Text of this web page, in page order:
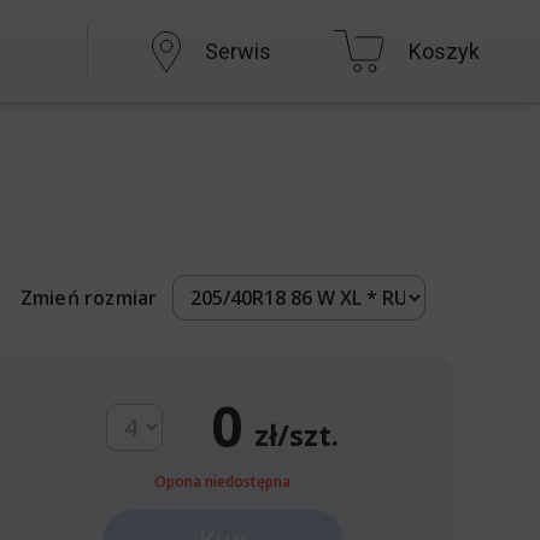
Serwis Koszyk
Zmień rozmiar
0 zł/szt.
Opona niedostępna